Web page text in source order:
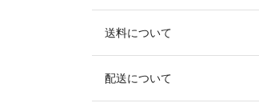
送料について
配送について